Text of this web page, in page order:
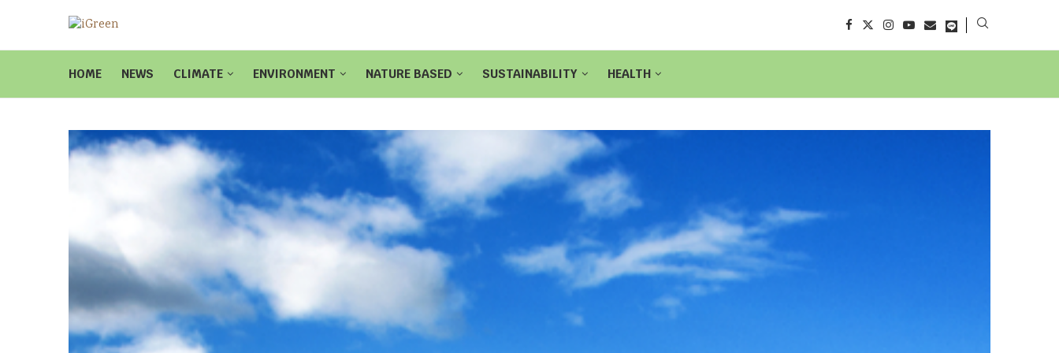
HOME NEWS CLIMATE ENVIRONMENT NATURE BASED SUSTAINABILITY HEALTH